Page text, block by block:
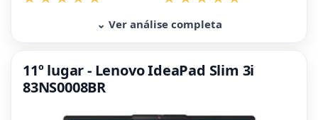
⌄ Ver análise completa
11º lugar - Lenovo IdeaPad Slim 3i
83NS0008BR